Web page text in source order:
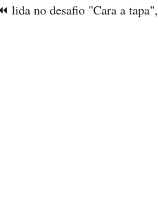
lida no desafio "Cara a